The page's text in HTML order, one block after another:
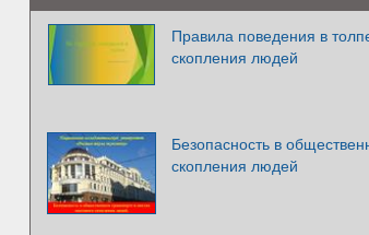
Правила поведения в
скопления людей
Безопасность в
скопления людей